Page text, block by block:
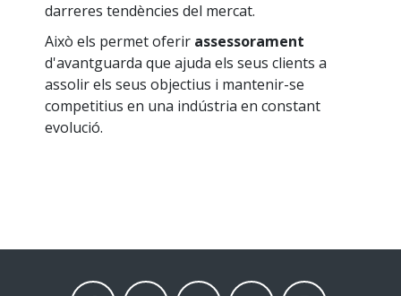
darreres tendències del mercat.
Això els permet oferir assessorament
d'avantguarda que ajuda els seus clients a
assolir els seus objectius i mantenir-se
competitius en una indústria en constant
evolució.
facebooktwitter linkedin Youtubeinstagram